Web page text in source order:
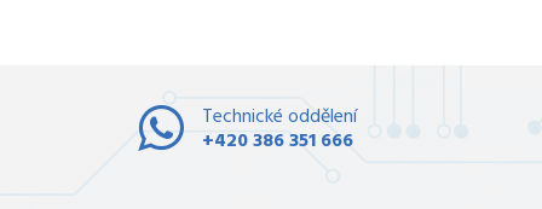
Technické oddělení
+420 386 351 666